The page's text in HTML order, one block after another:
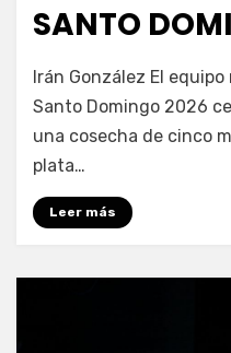
SANTO
por Fernando Miranda
Irán González El
Santo Domingo 2026
una cosecha de cinco
plata…
Leer más